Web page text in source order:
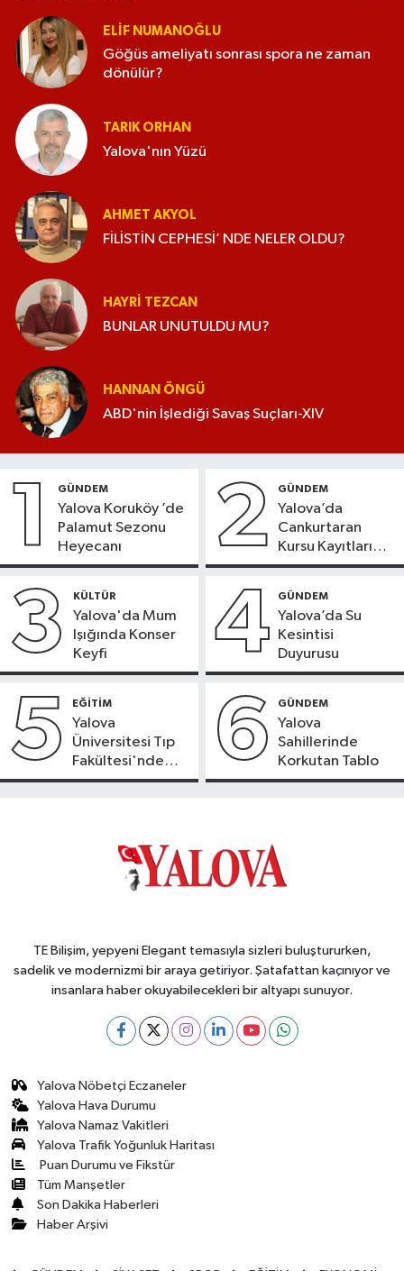
ELİF NUMANOĞLU
Göğüs ameliyatı sonrası spora ne zaman
dönülür?
TARIK ORHAN
Yalova'nın Yüzü
AHMET AKYOL
FİLİSTİN CEPHESİ’ NDE NELER OLDU?
HAYRI TEZCAN
BUNLAR UNUTULDU MU?
HANNAN ÖNGÜ
ABD'nin İşlediği Savaş Suçları-XIV
1 GÜNDEM
Yalova Koruköy ’de
Palamut Sezonu
Heyecanı
2 GÜNDEM
Yalova’da
Cankurtaran
Kursu Kayıtları
Başladı
3 KÜLTÜR
Yalova'da Mum
Işığında Konser
Keyfi
4 GÜNDEM
Yalova’da Su
Kesintisi
Duyurusu
5 EĞİTİM
Yalova
Üniversitesi Tıp
Fakültesi'nde
Yeni Dönem
6 GÜNDEM
Yalova
Sahillerinde
Korkutan Tablo
TE Bilişim, yepyeni Elegant temasıyla sizleri buluştururken,
sadelik ve modernizmi bir araya getiriyor. Şatafattan kaçınıyor ve
insanlara haber okuyabilecekleri bir altyapı sunuyor.
Yalova Nöbetçi Eczaneler
Yalova Hava Durumu
Yalova Namaz Vakitleri
Yalova Trafik Yoğunluk Haritası
Puan Durumu ve Fikstür
Tüm Manşetler
Son Dakika Haberleri
Haber Arşivi